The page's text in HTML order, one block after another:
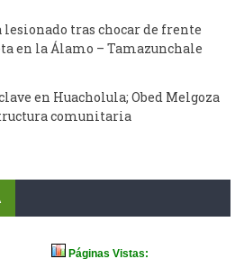
tras chocar de frente
en la Álamo – Tamazunchale
en Huacholula; Obed Melgoza
comunitaria